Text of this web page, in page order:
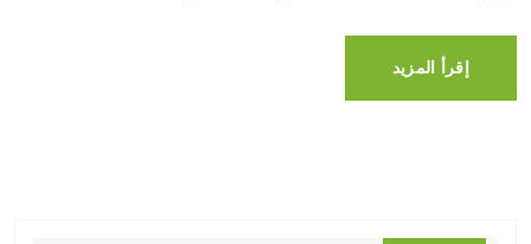
إقرأ المزيد